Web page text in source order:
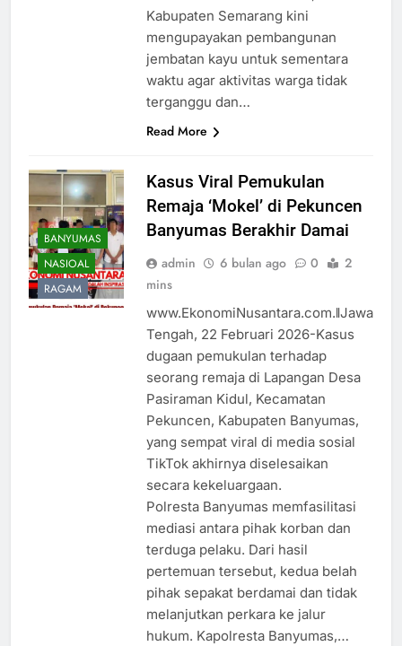
Kabupaten Semarang kini
mengupayakan pembangunan
jembatan kayu untuk sementara
waktu agar aktivitas warga tidak
terganggu dan…
Read More
BANYUMAS
NASIOAL
RAGAM
Kasus Viral Pemukulan
Remaja ‘Mokel’ di Pekuncen
Banyumas Berakhir Damai
admin 6 bulan ago 0
2
mins
www.EkonomiNusantara.com.ǁJawa
Tengah, 22 Februari 2026-Kasus
dugaan pemukulan terhadap
seorang remaja di Lapangan Desa
Pasiraman Kidul, Kecamatan
Pekuncen, Kabupaten Banyumas,
yang sempat viral di media sosial
TikTok akhirnya diselesaikan
secara kekeluargaan.
Polresta Banyumas memfasilitasi
mediasi antara pihak korban dan
terduga pelaku. Dari hasil
pertemuan tersebut, kedua belah
pihak sepakat berdamai dan tidak
melanjutkan perkara ke jalur
hukum. Kapolresta Banyumas,…